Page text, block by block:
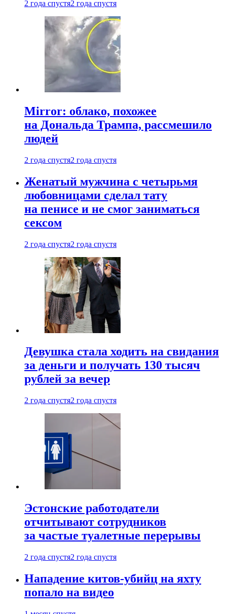
2 года спустя2 года спустя
Mirror: облако, похожее
на Дональда Трампа, рассмешило
людей
2 года спустя2 года спустя
Женатый мужчина с четырьмя
любовницами сделал тату
на пенисе и не смог заниматься
сексом
2 года спустя2 года спустя
Девушка стала ходить на свидания
за деньги и получать 130 тысяч
рублей за вечер
2 года спустя2 года спустя
Эстонские работодатели
отчитывают сотрудников
за частые туалетные перерывы
2 года спустя2 года спустя
Нападение китов-убийц на яхту
попало на видео